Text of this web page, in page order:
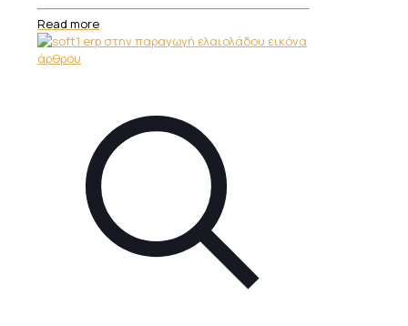
Read more